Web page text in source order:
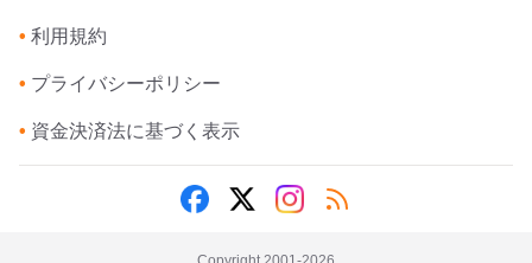
• 利用規約
• プライバシーポリシー
• 資金決済法に基づく表示